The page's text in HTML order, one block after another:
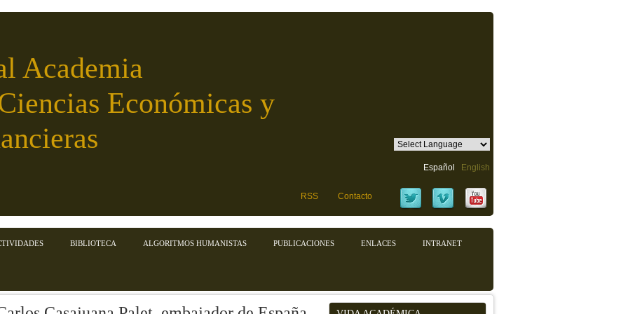
Academia
Económicas y
Español English
RSS Contacto
BIBLIOTECA ALGORITMOS HUMANISTAS PUBLICACIONES ENLACES INTRANET